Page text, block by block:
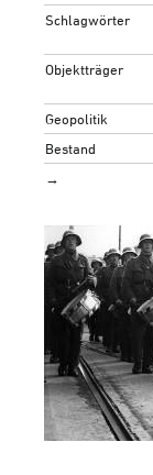
Schlagwörter
Objektträger
Geopolitik
Bestand
→